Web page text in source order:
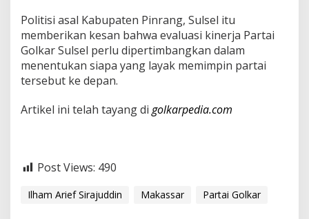
'
Politisi asal Kabupaten Pinrang, Sulsel itu
memberikan kesan bahwa evaluasi kinerja Partai
Golkar Sulsel perlu dipertimbangkan dalam
menentukan siapa yang layak memimpin partai
tersebut ke depan.
Artikel ini telah tayang di golkarpedia.com
Post Views: 490
Ilham Arief Sirajuddin Makassar Partai Golkar